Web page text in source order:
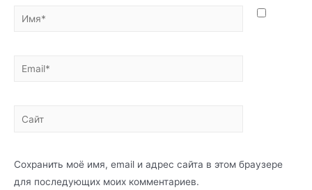
Имя*
Email*
Сайт
Сохранить моё имя, email и адрес сайта в этом браузере
для последующих моих комментариев.